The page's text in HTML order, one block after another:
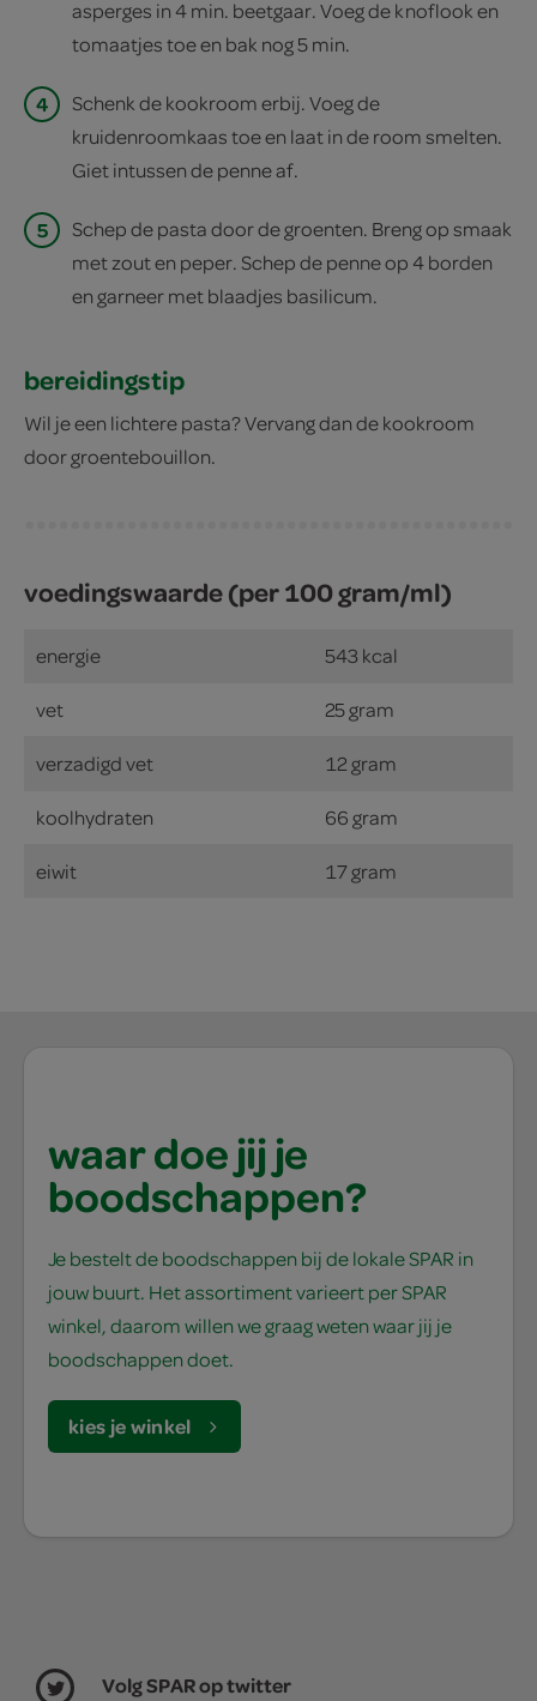
asperges in 4 min. beetgaar. Voeg de knoflook en
tomaatjes toe en bak nog 5 min.
4
Schenk de kookroom erbij. Voeg de
kruidenroomkaas toe en laat in de room smelten.
Giet intussen de penne af.
5
Schep de pasta door de groenten. Breng op smaak
met zout en peper. Schep de penne op 4 borden
en garneer met blaadjes basilicum.
bereidingstip
Wil je een lichtere pasta? Vervang dan de kookroom
door groentebouillon.
voedingswaarde (per 100 gram/ml)
energie 543 kcal
vet 25 gram
verzadigd vet 12 gram
koolhydraten 66 gram
eiwit 17 gram
waar doe jij je
boodschappen?
Je bestelt de boodschappen bij de lokale SPAR in
jouw buurt. Het assortiment varieert per SPAR
winkel, daarom willen we graag weten waar jij je
boodschappen doet.
kies je winkel
Volg SPAR op twitter